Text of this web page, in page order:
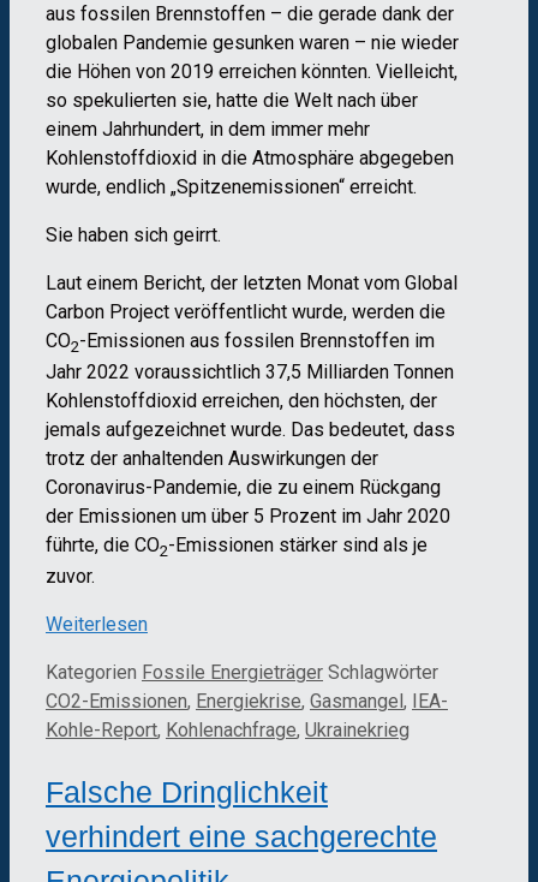
aus fossilen Brennstoffen – die gerade dank der
globalen Pandemie gesunken waren – nie wieder
die Höhen von 2019 erreichen könnten. Vielleicht,
so spekulierten sie, hatte die Welt nach über
einem Jahrhundert, in dem immer mehr
Kohlenstoffdioxid in die Atmosphäre abgegeben
wurde, endlich „Spitzenemissionen“ erreicht.
Sie haben sich geirrt.
Laut einem Bericht, der letzten Monat vom Global
Carbon Project veröffentlicht wurde, werden die
CO2-Emissionen aus fossilen Brennstoffen im
Jahr 2022 voraussichtlich 37,5 Milliarden Tonnen
Kohlenstoffdioxid erreichen, den höchsten, der
jemals aufgezeichnet wurde. Das bedeutet, dass
trotz der anhaltenden Auswirkungen der
Coronavirus-Pandemie, die zu einem Rückgang
der Emissionen um über 5 Prozent im Jahr 2020
führte, die CO2-Emissionen stärker sind als je
zuvor.
Weiterlesen
Kategorien Fossile Energieträger Schlagwörter
CO2-Emissionen, Energiekrise, Gasmangel ,
IEA-
Kohle-Report, Kohlenachfrage, Ukrainekrieg
Falsche Dringlichkeit
verhindert eine sachgerechte